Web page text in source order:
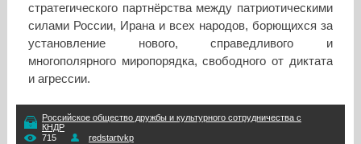
стратегического партнёрства между патриотическими
силами России, Ирана и всех народов, борющихся за
установление нового, справедливого и
многополярного миропорядка, свободного от диктата
и агрессии.
Российское общество дружбы и культурного сотрудничества с
КНДР
715
redstartvkp